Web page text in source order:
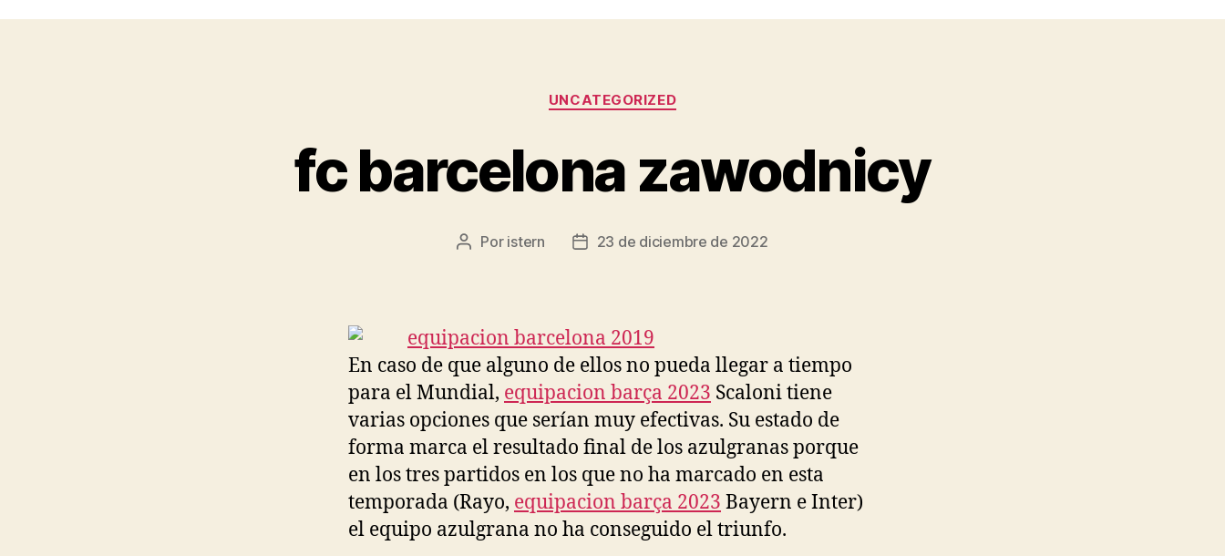
Categorías
UNCATEGORIZED
fc barcelona zawodnicy
Autor
Por istern
Fecha23 de diciembre de 2022
En caso de que alguno de ellos no pueda llegar a tiempo
para el Mundial, equipacion barça 2023 Scaloni tiene
varias opciones que serían muy efectivas. Su estado de
forma marca el resultado final de los azulgranas porque
en los tres partidos en los que no ha marcado en esta
temporada (Rayo, equipacion barça 2023 Bayern e Inter)
el equipo azulgrana no ha conseguido el triunfo.